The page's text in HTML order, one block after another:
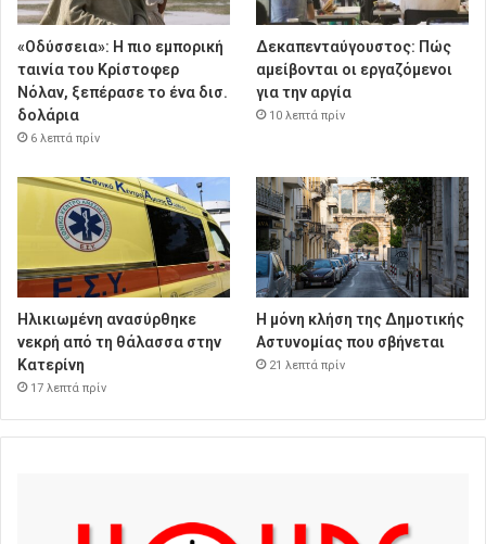
«Οδύσσεια»: Η πιο εμπορική
ταινία του Κρίστοφερ
Νόλαν, ξεπέρασε το ένα δισ.
δολάρια
6 λεπτά πρίν
Δεκαπενταύγουστος: Πώς
αμείβονται οι εργαζόμενοι
για την αργία
10 λεπτά πρίν
Ηλικιωμένη ανασύρθηκε
νεκρή από τη θάλασσα στην
Κατερίνη
17 λεπτά πρίν
Η μόνη κλήση της Δημοτικής
Αστυνομίας που σβήνεται
21 λεπτά πρίν